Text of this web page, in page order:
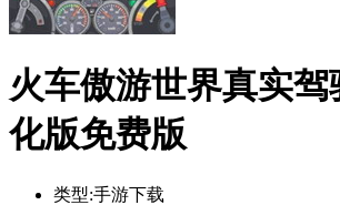
火车傲游世界真实驾
化版免费版
类型:手游下载